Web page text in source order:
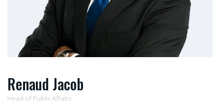
Renaud Jacob
Head of Public Affairs